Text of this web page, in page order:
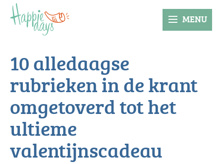
MENU
10 alledaagse
rubrieken in de krant
omgetoverd tot het
ultieme
valentijnscadeau